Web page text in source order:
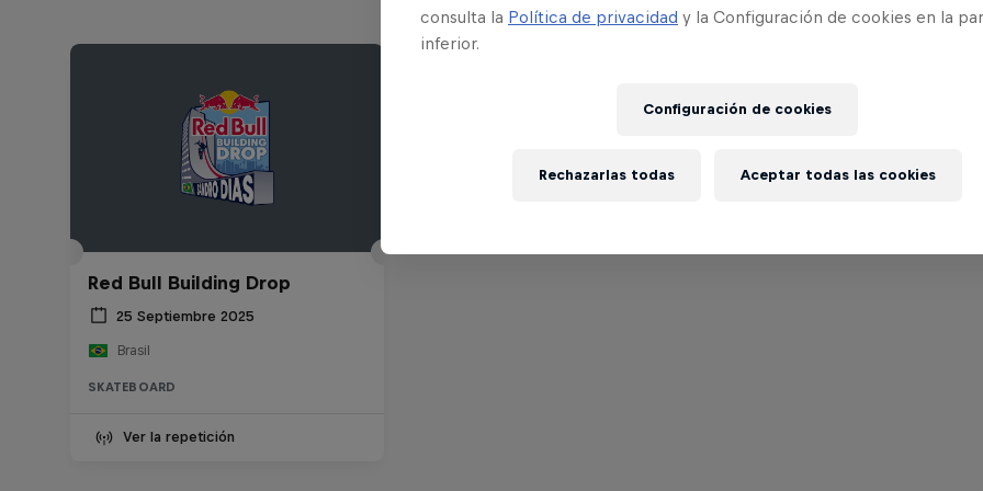
Red Bull Building Drop
25 Septiembre 2025
Brasil
SKATEBOARD
Ver la repetición
consulta la Política de privacidad y la Configuración de cookies en la
inferior.
Configuración de cookies
Rechazarlas todas Aceptar todas las cookies